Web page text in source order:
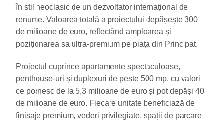
în stil neoclasic de un dezvoltator internațional de
renume. Valoarea totală a proiectului depășește 300
de milioane de euro, reflectând amploarea și
poziționarea sa ultra-premium pe piața din Principat.
Proiectul cuprinde apartamente spectaculoase,
penthouse-uri și duplexuri de peste 500 mp, cu valori
ce pornesc de la 5,3 milioane de euro și pot depăși 40
de milioane de euro. Fiecare unitate beneficiază de
finisaje premium, vederi privilegiate, spații de parcare